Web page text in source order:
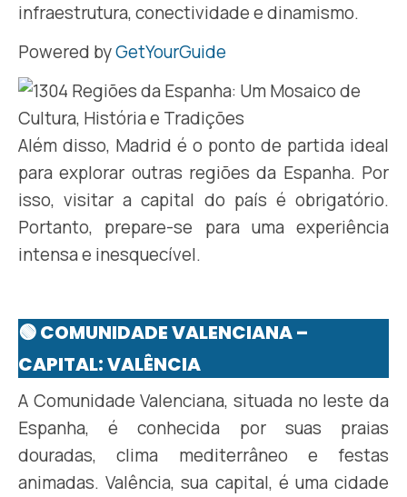
infraestrutura, conectividade e dinamismo.
Powered byGetYourGuide
Além disso, Madrid é o ponto de partida ideal
para explorar outras regiões da Espanha. Por
isso, visitar a capital do país é obrigatório.
Portanto, prepare-se para uma experiência
intensa e inesquecível.
🟢 COMUNIDADE VALENCIANA –
CAPITAL: VALÊNCIA
A Comunidade Valenciana, situada no leste da
Espanha, é conhecida por suas praias
douradas, clima mediterrâneo e festas
animadas. Valência, sua capital, é uma cidade